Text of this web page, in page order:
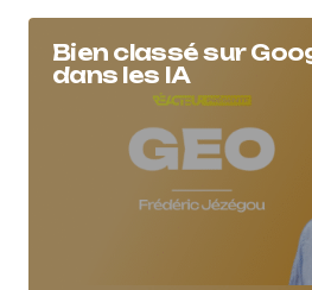
Bien classé sur
dans les IA